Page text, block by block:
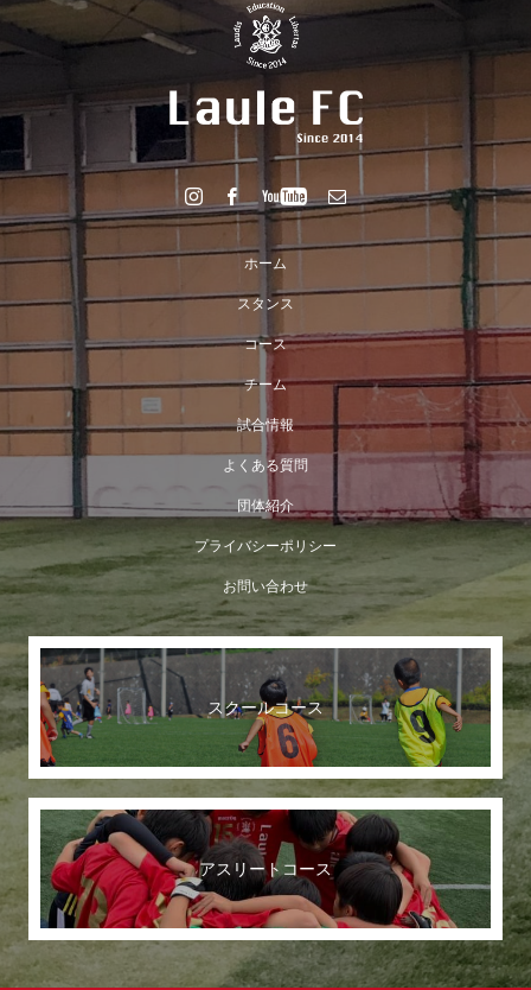
ホーム
スタンス
コース
チーム
試合情報
よくある質問
団体紹介
プライバシーポリシー
お問い合わせ
スクールコース
アスリートコース